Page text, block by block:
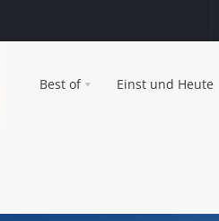
Best of Einst und Heute